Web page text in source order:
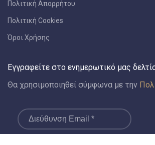
Πολιτική Απορρήτου
Πολιτική Cookies
Όροι Χρήσης
Εγγραφείτε στο ενημερωτικό μας
Θα χρησιμοποιηθεί σύμφωνα με την